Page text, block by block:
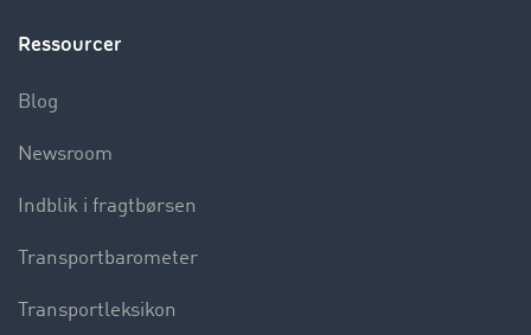
Ressourcer
Blog
Newsroom
Indblik i fragtbørsen
Transportbarometer
Transportleksikon